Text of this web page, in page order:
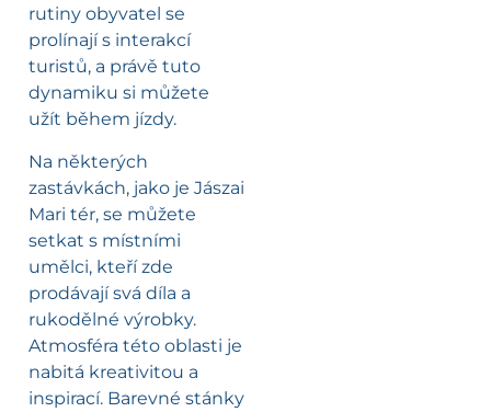
rutiny obyvatel se
prolínají s interakcí
turistů, a právě tuto
dynamiku si můžete
užít během jízdy.
Na některých
zastávkách, jako je Jászai
Mari tér, se můžete
setkat s místními
umělci, kteří zde
prodávají svá díla a
rukodělné výrobky.
Atmosféra této oblasti je
nabitá kreativitou a
inspirací. Barevné stánky